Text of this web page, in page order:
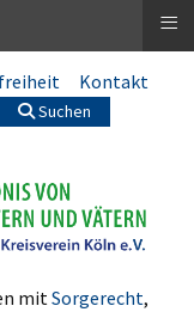
Kontakt
Suchen
mit Sorgerecht,
≡